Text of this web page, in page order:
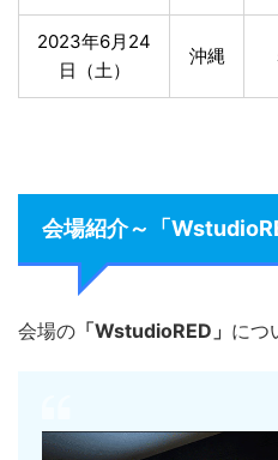
2023年6月24
日（土）
沖縄
会場紹介～「
会場の 「WstudioRED」 につ